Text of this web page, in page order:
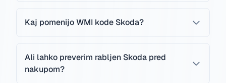
Kaj pomenijo WMI kode Skoda?
Ali lahko preverim rabljen Skoda pred
nakupom?